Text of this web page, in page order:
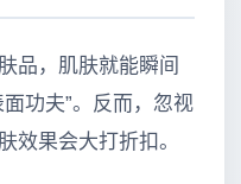
品，肌肤就能瞬间
功夫”。反而，忽视
效果会大打折扣。